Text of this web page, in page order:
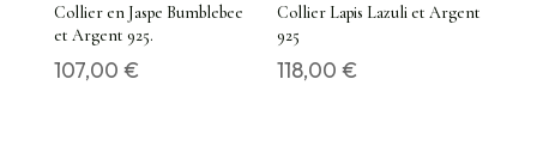
Collier en Jaspe Bumblebee
et Argent 925.
107,00 €
Collier Lapis Lazuli et Argent
925
118,00€